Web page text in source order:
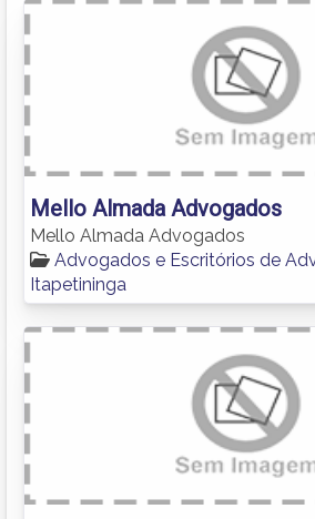
Mello Almada Advogados
Mello Almada Advogados
Advogados e Escritórios de
Itapetininga